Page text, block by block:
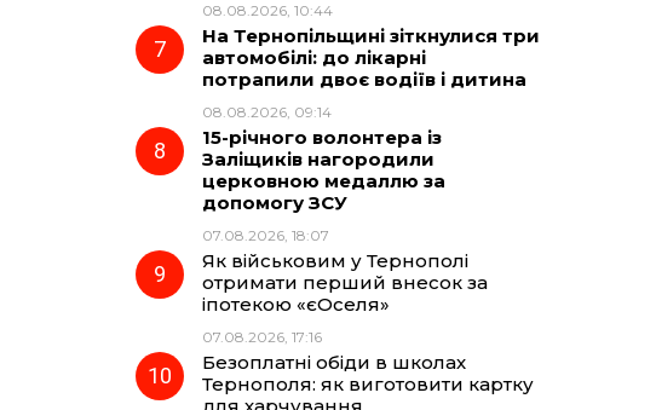
08.08.2026, 10:44
На Тернопільщині зіткнулися три
автомобілі: до лікарні
потрапили двоє водіїв і дитина
08.08.2026, 09:14
15-річного волонтера із
Заліщиків нагородили
церковною медаллю за
допомогу ЗСУ
07.08.2026, 18:07
Як військовим у Тернополі
отримати перший внесок за
іпотекою «єОселя»
07.08.2026, 17:16
Безоплатні обіди в школах
Тернополя: як виготовити картку